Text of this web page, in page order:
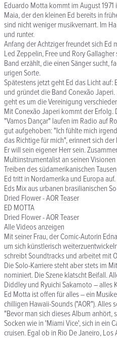
Eduardo Motta kommt im August 1971
Maia, der den kleinen Ed bereits in
sind nicht weniger musikvernarrt. Im
und runter.
Anfang der Achtziger freundet sich Ed
Led Zeppelin, Free und Rory
Band erzählt, die einen Sänger sucht,
urigen Sorte.
Spätestens jetzt geht Ed das Licht
und gründet die Band Conexão
geht es um die Vereinigung
Mit Conexão Japeri kommt der Erfolg.
"Vamos Dançar" laufen im Radio auf
gut aufgehoben: "Ich fühlte mich
das Richtige für mich", erinnert sich der
Er will sein eigener Herr sein.
Multiinstrumentalist an seinen
Treiben des südamerikanischen
Ed tritt in Nordamerika und Europa
Eds Mix aus urbanen brasilianischen
Dried Flower - AOR Teaser
ED MOTTA
Dried Flower - AOR Teaser
Alle Videos anzeigen
Mit seiner Frau, der Comic-Autorin
um sich künstlerisch
schreibt Soundtracks und arbeitet mit
Die Solo-Karriere steht aber stets im
nominiert. Die Szene klatscht Beifall.
Diddley und Ryuichi Sakamoto – alles
Ed Motta ist offen für alles – ein
chilligen Hawaii-Sounds ("AOR"). Alles
"Bevor man sich dieses Album
Socken wie in 'Miami Vice', sich in ein
cruisen. Egal ob in Rio De Janeiro,